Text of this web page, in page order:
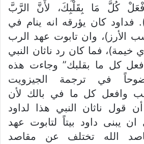
كُلَّ مَا بِقَلْبِكَ، لأَنَّ الرَّبَّ
(ع 2 – 3). فداود كان يؤرقه انه ينام في
الأرز)، وان تابوت عهد الرب
فما كان رد ناثان النبي
كل ما بقلبك” وجاءت هذه
في ترجمة الجيزويت
وافعل كل ما في بالك لأن
قول ناثان النبي هذا لداود
ان يبنى داود بيتاً لتابوت عهد
الله تختلف عن مقاصد